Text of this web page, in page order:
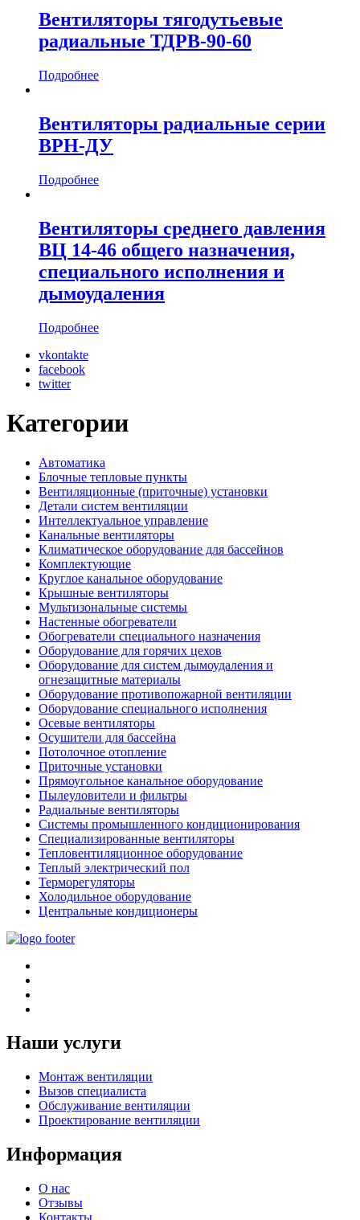
Вентиляторы тягодутьевые
радиальные ТДРВ-90-60
Подробнее
Вентиляторы радиальные серии
ВРН-ДУ
Подробнее
Вентиляторы среднего давления
ВЦ 14-46 общего назначения,
специального исполнения и
дымоудаления
Подробнее
vkontakte
facebook
twitter
Категории
Автоматика
Блочные тепловые пункты
Вентиляционные (приточные) установки
Детали систем вентиляции
Интеллектуальное управление
Канальные вентиляторы
Климатическое оборудование для бассейнов
Комплектующие
Круглое канальное оборудование
Крышные вентиляторы
Мультизональные системы
Настенные обогреватели
Обогреватели специального назначения
Оборудование для горячих цехов
Оборудование для систем дымоудаления и
огнезащитные материалы
Оборудование противопожарной вентиляции
Оборудование специального исполнения
Осевые вентиляторы
Осушители для бассейна
Потолочное отопление
Приточные установки
Прямоугольное канальное оборудование
Пылеуловители и фильтры
Радиальные вентиляторы
Системы промышленного кондиционирования
Специализированные вентиляторы
Тепловентиляционное оборудование
Теплый электрический пол
Терморегуляторы
Холодильное оборудование
Центральные кондиционеры
Наши услуги
Монтаж вентиляции
Вызов специалиста
Обслуживание вентиляции
Проектирование вентиляции
Информация
О нас
Отзывы